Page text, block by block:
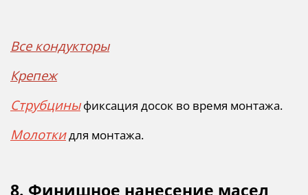
Все кондукторы
Крепеж
Струбциныфиксация досок во время монтажа.
Молоткидля монтажа.
8. Финишное нанесение масел